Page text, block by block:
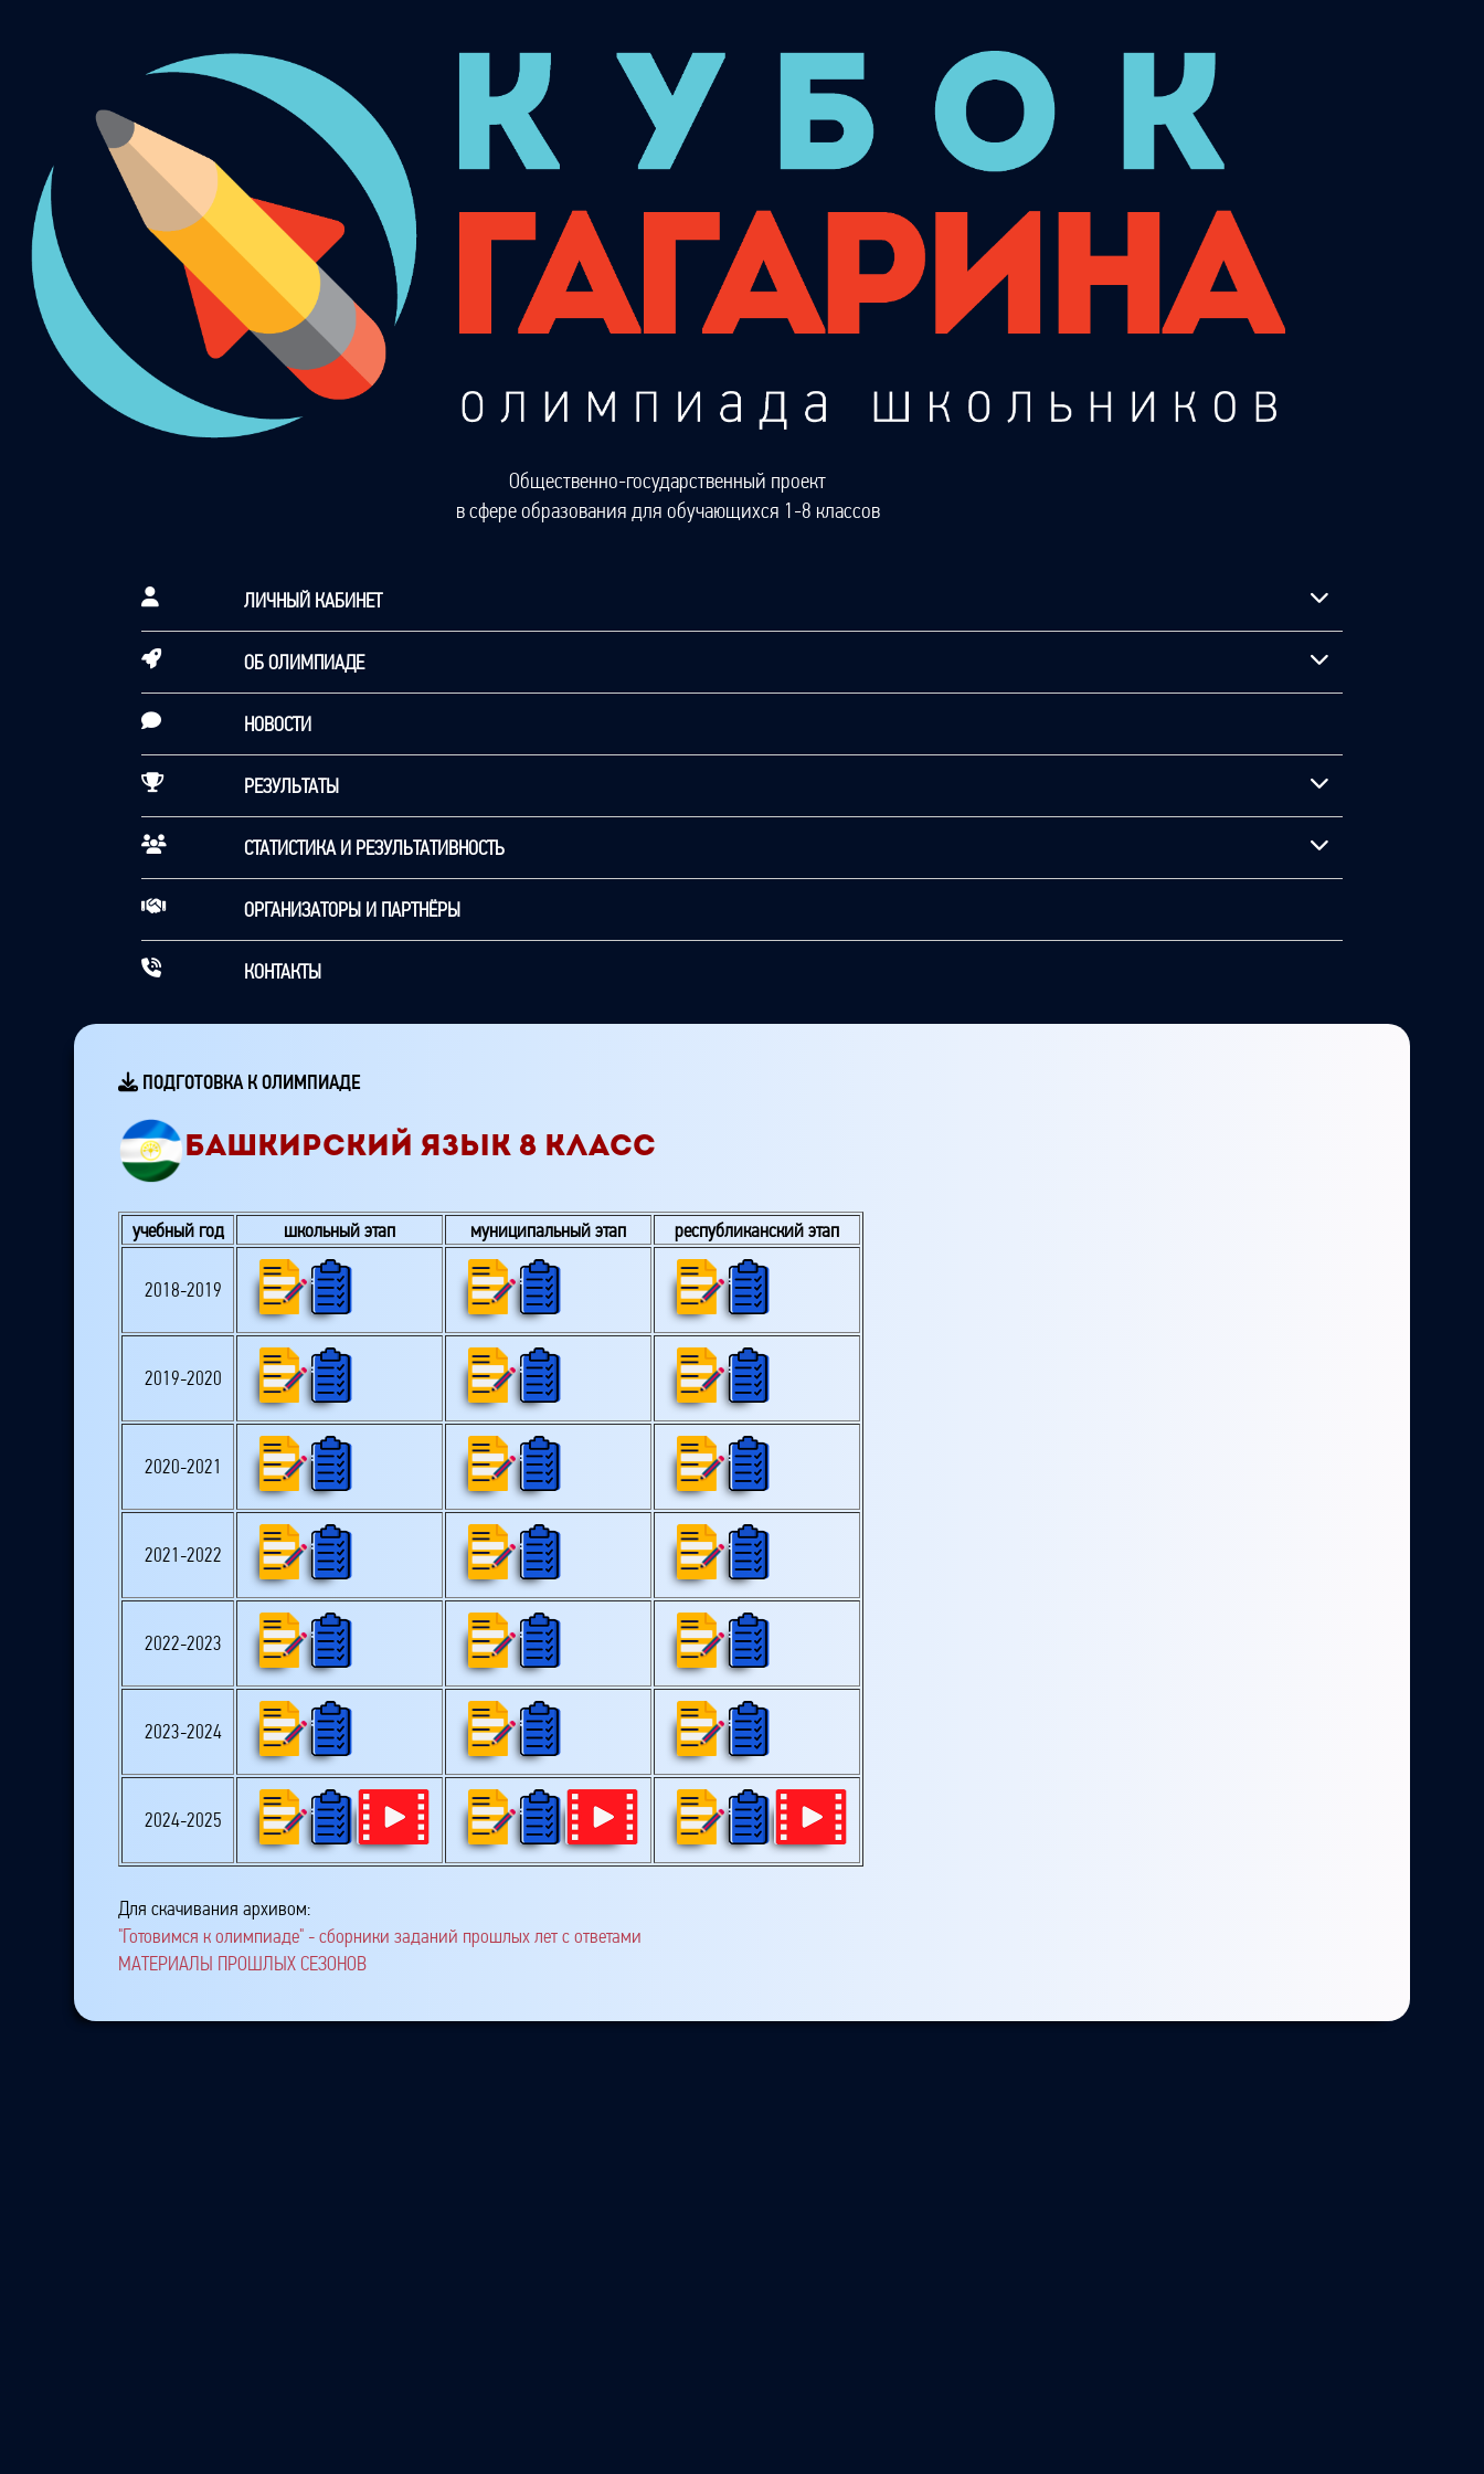
Общественно-государственный проект
в сфере образования для обучающихся 1-8 классов
ЛИЧНЫЙ КАБИНЕТ
ОБ ОЛИМПИАДЕ
НОВОСТИ
РЕЗУЛЬТАТЫ
СТАТИСТИКА И РЕЗУЛЬТАТИВНОСТЬ
ОРГАНИЗАТОРЫ И ПАРТНЁРЫ
КОНТАКТЫ
ПОДГОТОВКА К ОЛИМПИАДЕ
БАШКИРСКИЙ ЯЗЫК 8 КЛАСС
учебный год школьный этап муниципальный этап республиканский этап
2018-2019
2019-2020
2020-2021
2021-2022
2022-2023
2023-2024
2024-2025
Для скачивания архивом:
"Готовимся к олимпиаде" - сборники заданий прошлых лет с ответами
МАТЕРИАЛЫ ПРОШЛЫХ СЕЗОНОВ